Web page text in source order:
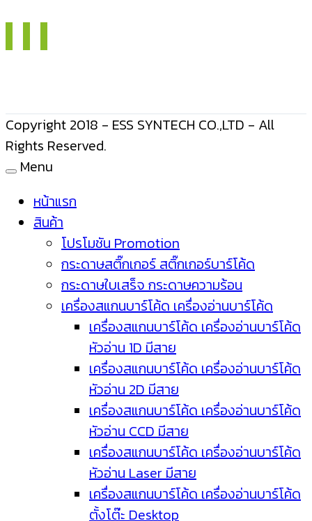
Copyright 2018 - ESS SYNTECH CO.,LTD - All
Rights Reserved.
Menu
หน้าแรก
สินค้า
โปรโมชัน Promotion
กระดาษสติ๊กเกอร์ สติ๊กเกอร์บาร์โค้ด
กระดาษใบเสร็จ กระดาษความร้อน
เครื่องสแกนบาร์โค้ด เครื่องอ่านบาร์โค้ด
เครื่องสแกนบาร์โค้ด เครื่องอ่านบาร์โค้ด
หัวอ่าน 1D มีสาย
เครื่องสแกนบาร์โค้ด เครื่องอ่านบาร์โค้ด
หัวอ่าน 2D มีสาย
เครื่องสแกนบาร์โค้ด เครื่องอ่านบาร์โค้ด
หัวอ่าน CCD มีสาย
เครื่องสแกนบาร์โค้ด เครื่องอ่านบาร์โค้ด
หัวอ่าน Laser มีสาย
เครื่องสแกนบาร์โค้ด เครื่องอ่านบาร์โค้ด
ตั้งโต๊ะ Desktop